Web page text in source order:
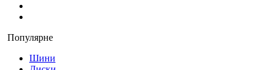
Популярне
Шини